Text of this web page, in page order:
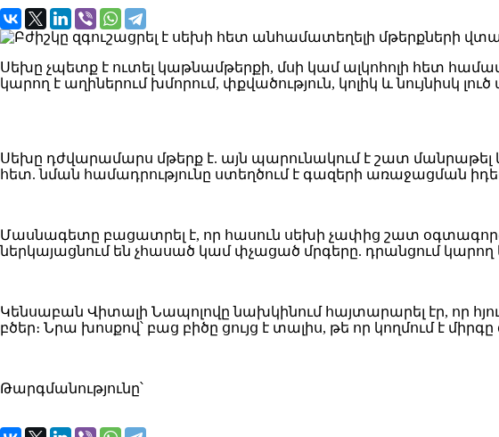
Սեխը չպետք է ուտել կաթնամթերքի, մսի կամ ալկոհոլի հետ
կարող է աղիներում խմորում, փքվածություն, կոլիկ և նույնիսկ
Սեխը դժվարամարս մթերք է. այն պարունակում է շատ
հետ. նման համադրությունը ստեղծում է գազերի առաջացման
Մասնագետը բացատրել է, որ հասուն սեխի չափից շատ
ներկայացնում են չհասած կամ փչացած մրգերը. դրանցում կարող
Կենսաբան Վիտալի Նապոլովը նախկինում հայտարարել էր, որ
բծեր։ Նրա խոսքով՝ բաց բիծը ցույց է տալիս, թե որ կողմում է
Թարգմանությունը՝